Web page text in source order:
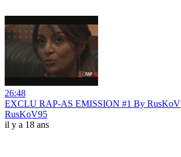
26:48
EXCLU RAP-AS EMISSION #1 By RusKoV
RusKoV95
il y a 18 ans